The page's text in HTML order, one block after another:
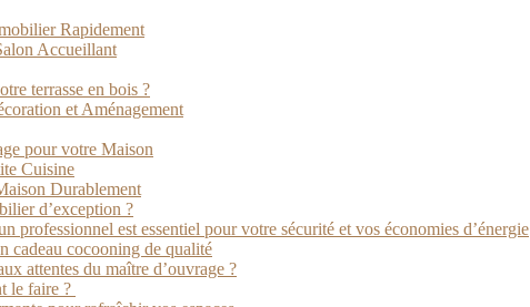
Rapidement
Accueillant
terrasse en bois ?
et Aménagement
pour votre Maison
Cuisine
Durablement
d’exception ?
professionnel est essentiel pour votre sécurité et vos économies d’énergie
cadeau cocooning de qualité
attentes du maître d’ouvrage ?
le faire ?